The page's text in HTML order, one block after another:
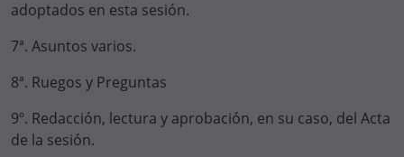
adoptados en esta sesión.
7ª. Asuntos varios.
8ª. Ruegos y Preguntas
9º. Redacción, lectura y aprobación, en su caso, del Acta
de la sesión.